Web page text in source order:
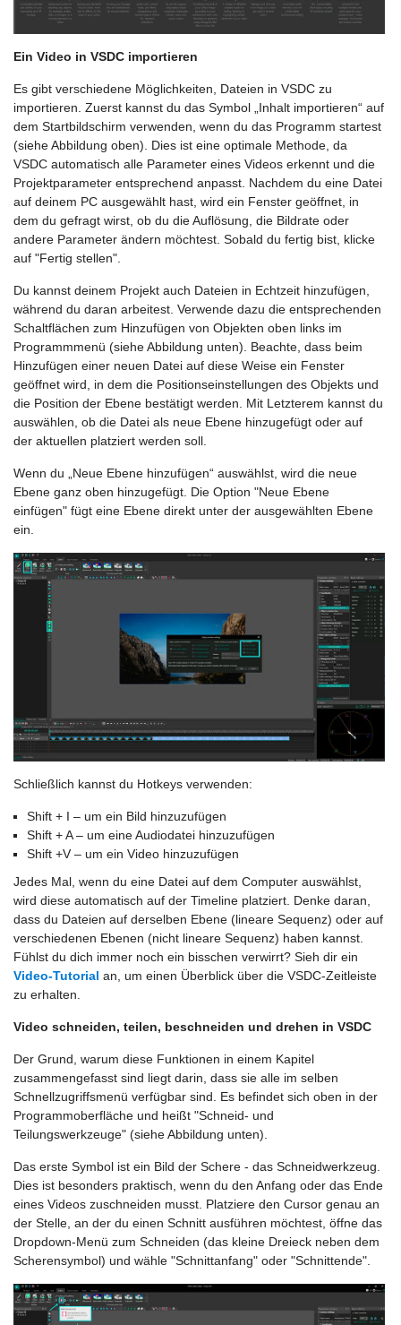
Ein Video in VSDC importieren
Es gibt verschiedene Möglichkeiten, Dateien in VSDC zu
importieren. Zuerst kannst du das Symbol „Inhalt importieren“ auf
dem Startbildschirm verwenden, wenn du das Programm startest
(siehe Abbildung oben). Dies ist eine optimale Methode, da
VSDC automatisch alle Parameter eines Videos erkennt und die
Projektparameter entsprechend anpasst. Nachdem du eine Datei
auf deinem PC ausgewählt hast, wird ein Fenster geöffnet, in
dem du gefragt wirst, ob du die Auflösung, die Bildrate oder
andere Parameter ändern möchtest. Sobald du fertig bist, klicke
auf "Fertig stellen".
Du kannst deinem Projekt auch Dateien in Echtzeit hinzufügen,
während du daran arbeitest. Verwende dazu die entsprechenden
Schaltflächen zum Hinzufügen von Objekten oben links im
Programmmenü (siehe Abbildung unten). Beachte, dass beim
Hinzufügen einer neuen Datei auf diese Weise ein Fenster
geöffnet wird, in dem die Positionseinstellungen des Objekts und
die Position der Ebene bestätigt werden. Mit Letzterem kannst du
auswählen, ob die Datei als neue Ebene hinzugefügt oder auf
der aktuellen platziert werden soll.
Wenn du „Neue Ebene hinzufügen“ auswählst, wird die neue
Ebene ganz oben hinzugefügt. Die Option "Neue Ebene
einfügen" fügt eine Ebene direkt unter der ausgewählten Ebene
ein.
Schließlich kannst du Hotkeys verwenden:
Shift + I – um ein Bild hinzuzufügen
Shift + A – um eine Audiodatei hinzuzufügen
Shift +V – um ein Video hinzuzufügen
Jedes Mal, wenn du eine Datei auf dem Computer auswählst,
wird diese automatisch auf der Timeline platziert. Denke daran,
dass du Dateien auf derselben Ebene (lineare Sequenz) oder auf
verschiedenen Ebenen (nicht lineare Sequenz) haben kannst.
Fühlst du dich immer noch ein bisschen verwirrt? Sieh dir ein
Video-Tutorial an, um einen Überblick über die VSDC-Zeitleiste
zu erhalten.
Video schneiden, teilen, beschneiden und drehen in VSDC
Der Grund, warum diese Funktionen in einem Kapitel
zusammengefasst sind liegt darin, dass sie alle im selben
Schnellzugriffsmenü verfügbar sind. Es befindet sich oben in der
Programmoberfläche und heißt "Schneid- und
Teilungswerkzeuge" (siehe Abbildung unten).
Das erste Symbol ist ein Bild der Schere - das Schneidwerkzeug.
Dies ist besonders praktisch, wenn du den Anfang oder das Ende
eines Videos zuschneiden musst. Platziere den Cursor genau an
der Stelle, an der du einen Schnitt ausführen möchtest, öffne das
Dropdown-Menü zum Schneiden (das kleine Dreieck neben dem
Scherensymbol) und wähle "Schnittanfang" oder "Schnittende".